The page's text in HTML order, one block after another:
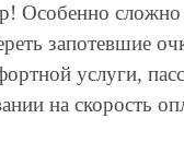
Особенно
запотевшие
услуги,
на скорость